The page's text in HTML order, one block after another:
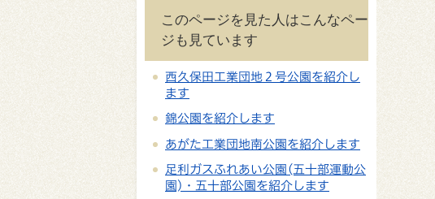
このページを見た人はこんなペー
ジも見ています
西久保田工業団地２号公園を紹介し
ます
錦公園を紹介します
あがた工業団地南公園を紹介します
足利ガスふれあい公園(五十部運動公
園)・五十部公園を紹介します